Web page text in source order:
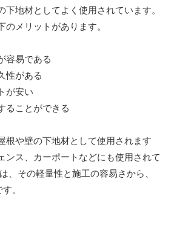
下地材としてよく使用されています。
メリットがあります。
容易である
性がある
が安い
ることができる
根や壁の下地材として使用されます
ンス、カーポートなどにも使用されて
、その軽量性と施工の容易さから、
。